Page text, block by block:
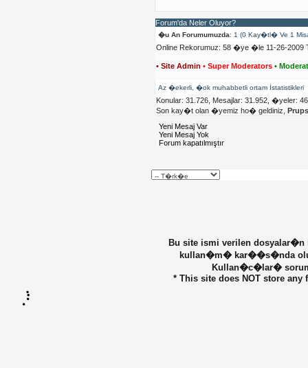
Forum'da Neler Oluyor?
�u An Forumumuzda: 1 (0 Kay�tl� Ve 1
Online Rekorumuz: 58 �ye �le 11-26-
• Site Admin • Super Moderators •
Az �ekerli, �ok muhabbetli ortam İstatistikleri
Konular: 31.726, Mesajlar: 31.952, �yeler:
Son kay�t olan �yemiz ho� geldiniz,
Yeni Mesaj Var
Yeni Mesaj Yok
Forum kapatılmıştır
Bu site ismi verilen
kullan�m� kar��s�nda
Kullan�c�lar�
* This site does NOT store